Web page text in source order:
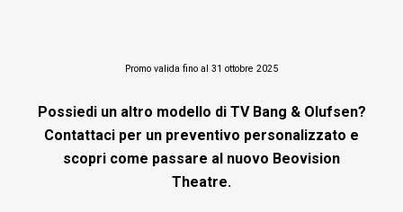
Promo valida fino al 31 ottobre 2025
Possiedi un altro modello di TV Bang & Olufsen?
Contattaci per un preventivo personalizzato e
scopri come passare al nuovo Beovision
Theatre.